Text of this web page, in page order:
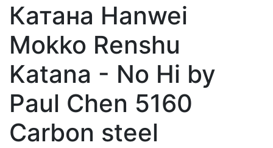
Катана Hanwei
Mokko Renshu
Katana - No Hi by
Paul Chen 5160
Carbon steel